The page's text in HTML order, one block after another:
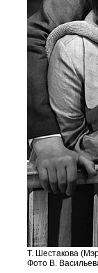
Т. Шестакова
Фото В.